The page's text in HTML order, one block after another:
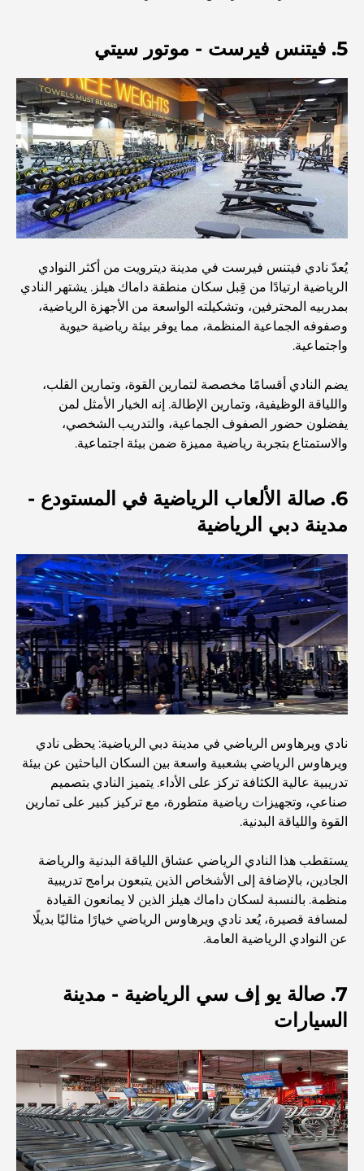
المجتمعات السكنية المطلة على الواجهة البحرية في دبي: حياة
فاخرة على شاطئ البحر
أفضل البنوك في دبي للمقيمين الأجانب: دليل مصرفي شامل
أفضل مطاعم شرائح اللحم في دبي: دليل لعشاق اللحوم
دليل صالات الرياضة في داماك هيلز: أفضل خيارات اللياقة
البدنية في المنطقة المحيطة
أنشطة يمكنك القيام بها في مركز دبي المالي العالمي:
استكشف أكثر مناطق دبي حيوية
للإنفاق الذكي
مستشفى في مركز دبي المالي العالمي: رعاية طبية عالمية
صالات رياضية في مركز دبي المالي العالمي: حيث يلتقي اللياقة
البدنية بأسلوب حياة الأعمال
أندر سيارة في العالم: أساطير السيارات التي لا تُقدر بثمن
منصات التداول في الإمارات العربية المتحدة: دليل للمستثمرين
نادي شاطئ العائلة في دبي: حيث يلتقي المرح بالاسترخاء
أفضل مدارس البكالوريا الدولية في دبي: دليل شامل لأولياء
المخطط الرئيسي لتلال دبي: رؤية للحياة المجتمعية العصرية
مطعم دار أوبرا دبي: حيث يلتقي الطعام الفاخر بالثقافة
أغلى ماركات البدلات التي تُعرّف مفهوم الخياطة الفاخرة
مطاعم شاطئ J1: وجهة دبي الجديدة لتناول الطعام الفاخر
أغلى ساعات رولكس التي بيعت على الإطلاق
5. فيتنس فيرست - موتور سيتي
يُعدّ نادي فيتنس فيرست في مدينة ديترويت من أكثر النوادي
الرياضية ارتيادًا من قِبل سكان منطقة داماك هيلز. يشتهر النادي
بمدربيه المحترفين، وتشكيلته الواسعة من الأجهزة الرياضية،
وصفوفه الجماعية المنظمة، مما يوفر بيئة رياضية حيوية
واجتماعية.
يضم النادي أقسامًا مخصصة لتمارين القوة، وتمارين القلب،
واللياقة الوظيفية، وتمارين الإطالة. إنه الخيار الأمثل لمن
يفضلون حضور الصفوف الجماعية، والتدريب الشخصي،
والاستمتاع بتجربة رياضية مميزة ضمن بيئة اجتماعية.
6. صالة الألعاب الرياضية في المستودع -
مدينة دبي الرياضية
نادي ويرهاوس الرياضي في مدينة دبي الرياضية: يحظى نادي
ويرهاوس الرياضي بشعبية واسعة بين السكان الباحثين عن بيئة
تدريبية عالية الكثافة تركز على الأداء. يتميز النادي بتصميم
صناعي، وتجهيزات رياضية متطورة، مع تركيز كبير على تمارين
القوة واللياقة البدنية.
يستقطب هذا النادي الرياضي عشاق اللياقة البدنية والرياضة
الجادين، بالإضافة إلى الأشخاص الذين يتبعون برامج تدريبية
منظمة. بالنسبة لسكان داماك هيلز الذين لا يمانعون القيادة
لمسافة قصيرة، يُعد نادي ويرهاوس الرياضي خيارًا مثاليًا بديلًا
عن النوادي الرياضية العامة.
7. صالة يو إف سي الرياضية - مدينة
السيارات